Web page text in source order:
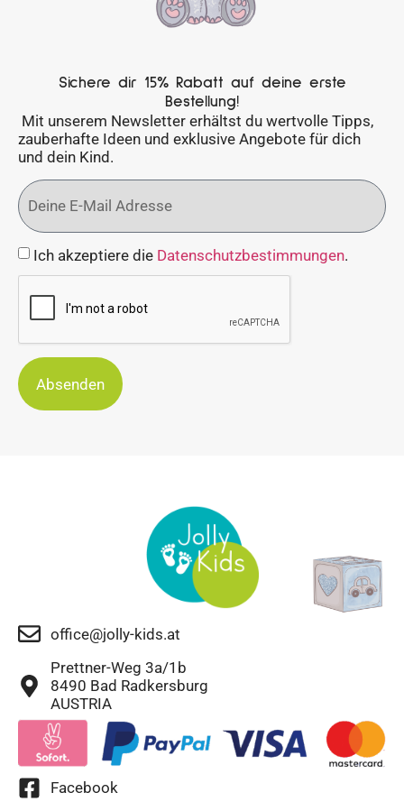
Sichere dir 15% Rabatt auf deine erste
Bestellung!
Mit unserem Newsletter erhältst du wertvolle Tipps,
zauberhafte Ideen und exklusive Angebote für dich
und dein Kind.
Ich akzeptiere die Datenschutzbestimmungen.
Absenden
office@jolly-kids.at
Prettner-Weg 3a/1b
8490 Bad Radkersburg
AUSTRIA
Facebook